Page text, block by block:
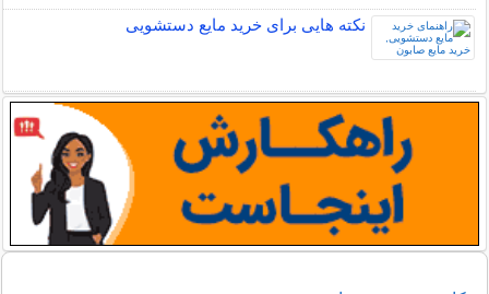
نکته هایی برای خرید مایع دستشویی